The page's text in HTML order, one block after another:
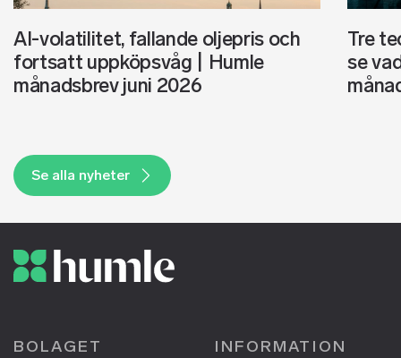
AI-volatilitet, fallande oljepris och
fortsatt uppköpsvåg | Humle
månadsbrev juni 2026
Tre
se
Se alla nyheter
BOLAGET
INFORMATION